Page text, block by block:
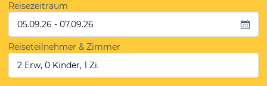
Reisezeitraum
05.09.26 - 07.09.26
Reiseteilnehmer & Zimmer
2 Erw, 0 Kinder, 1 Zi.